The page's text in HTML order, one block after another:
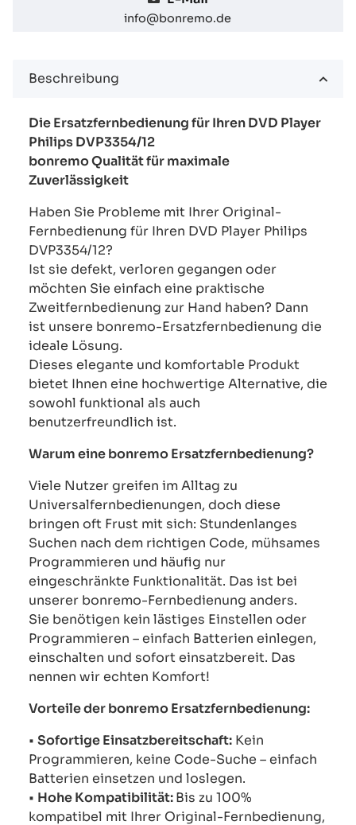
info@bonremo.de
Beschreibung
Die Ersatzfernbedienung für Ihren DVD Player
Philips DVP3354/12
bonremo Qualität für maximale
Zuverlässigkeit
Haben Sie Probleme mit Ihrer Original-
Fernbedienung für Ihren DVD Player Philips
DVP3354/12?
Ist sie defekt, verloren gegangen oder
möchten Sie einfach eine praktische
Zweitfernbedienung zur Hand haben? Dann
ist unsere bonremo-Ersatzfernbedienung die
ideale Lösung.
Dieses elegante und komfortable Produkt
bietet Ihnen eine hochwertige Alternative, die
sowohl funktional als auch
benutzerfreundlich ist.
Warum eine bonremo Ersatzfernbedienung?
Viele Nutzer greifen im Alltag zu
Universalfernbedienungen, doch diese
bringen oft Frust mit sich: Stundenlanges
Suchen nach dem richtigen Code, mühsames
Programmieren und häufig nur
eingeschränkte Funktionalität. Das ist bei
unserer bonremo-Fernbedienung anders.
Sie benötigen kein lästiges Einstellen oder
Programmieren – einfach Batterien einlegen,
einschalten und sofort einsatzbereit. Das
nennen wir echten Komfort!
Vorteile der bonremo Ersatzfernbedienung:
• Sofortige Einsatzbereitschaft: Kein
Programmieren, keine Code-Suche – einfach
Batterien einsetzen und loslegen.
• Hohe Kompatibilität:Bis zu 100%
kompatibel mit Ihrer Original-Fernbedienung,